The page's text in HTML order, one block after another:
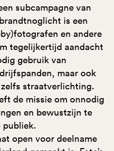
subcampagne van
is een
en andere
tegelijkertijd aandacht
gebruik van
maar ook
straatverlichting.
de missie om onnodig
en bewustzijn te
publiek.
open voor deelname